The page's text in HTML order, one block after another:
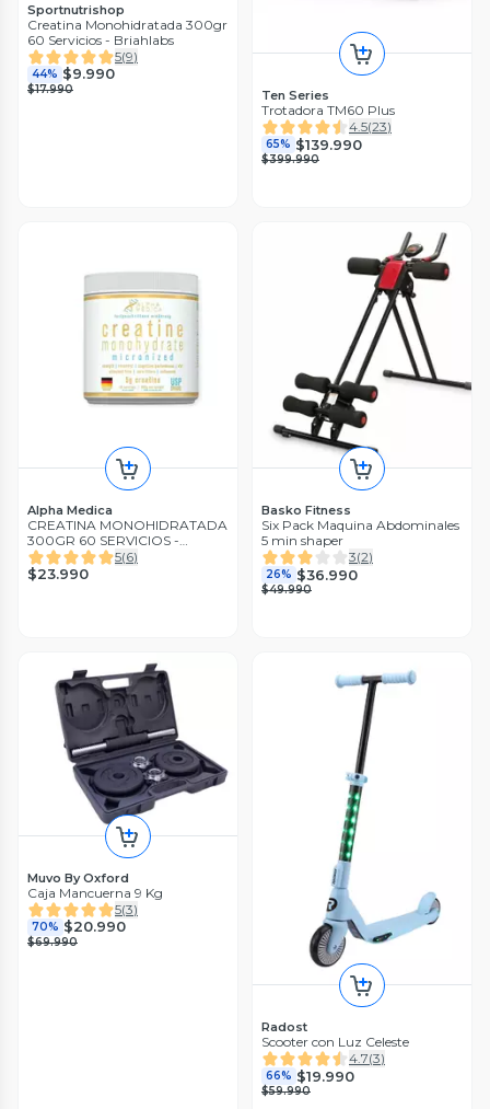
Sportnutrishop
Creatina Monohidratada 300gr
60 Servicios - Briahlabs
5(9)
44% $9.990
$17.990 Ten Series
Trotadora TM60 Plus
4.5(23)
65% $139.990
$399.990
Alpha Medica
CREATINA MONOHIDRATADA
300GR 60 SERVICIOS -
ALPHA MEDICA
5(6)
$23.990
Basko Fitness
Six Pack Maquina Abdominales
5 min shaper
3(2)
26% $36.990
$49.990
Muvo By Oxford
Caja Mancuerna 9 Kg
5(3)
70% $20.990
$69.990
Radost
Scooter con Luz Celeste
4.7(3)
66% $19.990
$59.990